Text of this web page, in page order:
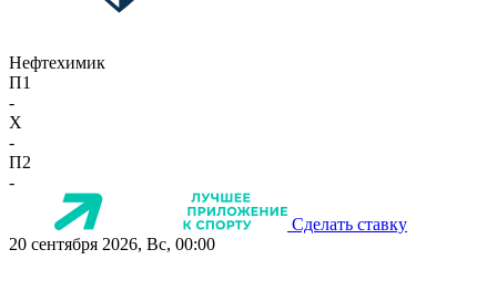
Нефтехимик
П1
-
X
-
П2
-
Сделать ставку
20 сентября 2026, Вс, 00:00